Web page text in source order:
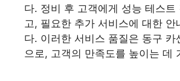
다. 정비 후 고객에게 성능 테스트
고, 필요한 추가 서비스에 대한 안
다. 이러한 서비스 품질은 동구 카
으로, 고객의 만족도를 높이는 데